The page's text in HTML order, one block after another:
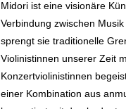
Midori ist eine visionäre
Verbindung zwischen
sprengt sie traditionelle
Violinistinnen unserer Zeit
Konzertviolinistinnen
einer Kombination aus